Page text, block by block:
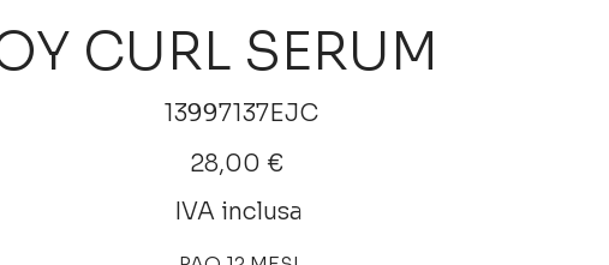
CURL SERUM
SKU
13997137EJC
13997137EJC
Prezzo
28,00 €
IVA inclusa